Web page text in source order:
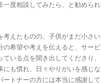
度相談してみたら、と勧められ
えたものの、子供がまだ小さ
希望や考えを伝えると、サー
いる点を聞き出してくださり
も慣れ、日々やりがいを感じ
トナーの方には本当に感謝し